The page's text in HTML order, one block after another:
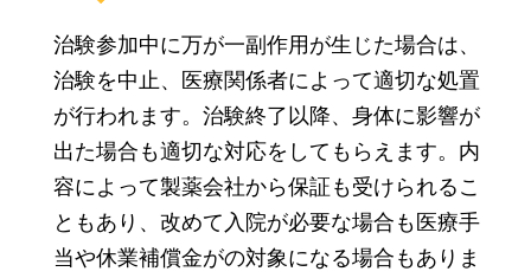
治験参加中に万が一副作用が生じた場合は、
治験を中止、医療関係者によって適切な処置
が行われます。治験終了以降、身体に影響が
出た場合も適切な対応をしてもらえます。内
容によって製薬会社から保証も受けられるこ
ともあり、改めて入院が必要な場合も医療手
当や休業補償金がの対象になる場合もありま